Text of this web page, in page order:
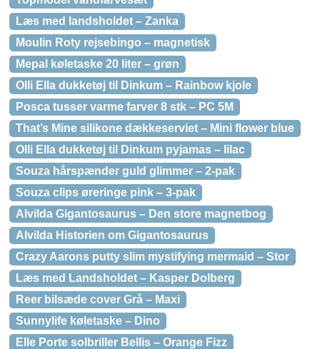
Læs med landsholdet – Zanka
Moulin Roty rejsebingo – magnetisk
Mepal køletaske 20 liter – grøn
Olli Ella dukketøj til Dinkum – Rainbow kjole
Posca tusser varme farver 8 stk – PC 5M
That’s Mine silikone dækkeserviet – Mini flower blue
Olli Ella dukketøj til Dinkum pyjamas – lilac
Souza hårspænder guld glimmer – 2-pak
Souza clips øreringe pink – 3-pak
Alvilda Gigantosaurus – Den store magnetbog
Alvilda Historien om Gigantosaurus
Crazy Aarons putty slim mystifying mermaid – Stor
Læs med Landsholdet – Kasper Dolberg
Reer bilsæde cover Grå – Maxi
Sunnylife køletaske – Dino
Elle Porte solbriller Bellis – Orange Fizz